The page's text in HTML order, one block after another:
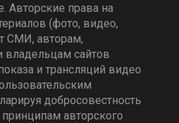
Авторские права на
(фото, видео,
СМИ, авторам,
владельцам сайтов
и трансляций видео
добросовестность
авторского